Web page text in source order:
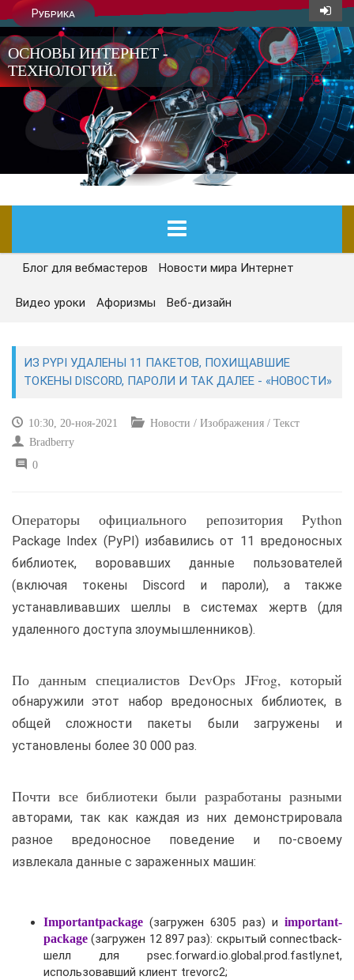
Рубрика
ОСНОВЫ ИНТЕРНЕТ -
ТЕХНОЛОГИЙ.
ГЛАВНАЯ
СЕГОДНЯ
САЙТОСТРОЕНИЕ
РЕМОНТ И СОВЕТЫ
ИНТЕРНЕТ И СВЯЗЬ
Блог для вебмастеров Новости мира Интернет
Видео уроки Афоризмы Веб-дизайн
ИЗ PYPI УДАЛЕНЫ 11 ПАКЕТОВ, ПОХИЩАВШИЕ
ТОКЕНЫ DISCORD, ПАРОЛИ И ТАК ДАЛЕЕ - «НОВОСТИ»
10:30, 20-ноя-2021
Новости / Изображения / Текст
Bradberry
0
Операторы официального репозитория Python
Package Index (PyPI) избавились от 11 вредоносных
библиотек, воровавших данные пользователей
(включая токены Discord и пароли), а также
устанавливавших шеллы в системах жертв (для
удаленного доступа злоумышленников).
По данным специалистов DevOps JFrog, который
обнаружили этот набор вредоносных библиотек, в
общей сложности пакеты были загружены и
установлены более 30 000 раз.
Почти все библиотеки были разработаны разными
авторами, так как каждая из них демонстрировала
разное вредоносное поведение и по-своему
извлекала данные с зараженных машин:
Importantpackage (загружен 6305 раз) и important-
package (загружен 12 897 раз): скрытый connectback-
шелл для psec.forward.io.global.prod.fastly.net,
использовавший клиент trevorc2;